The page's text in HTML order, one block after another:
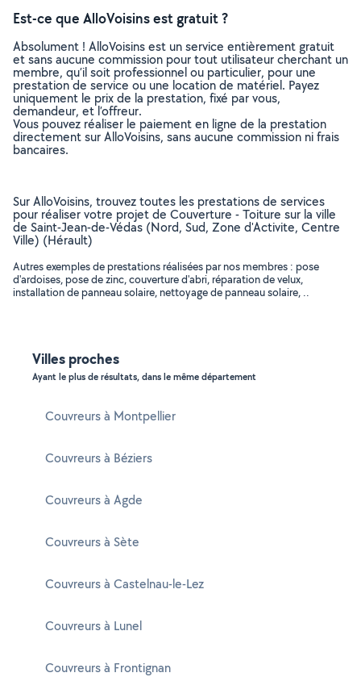
Est-ce que AlloVoisins est gratuit ?
Absolument ! AlloVoisins est un service entièrement gratuit
et sans aucune commission pour tout utilisateur cherchant un
membre, qu’il soit professionnel ou particulier, pour une
prestation de service ou une location de matériel. Payez
uniquement le prix de la prestation, fixé par vous,
demandeur, et l’offreur.
Vous pouvez réaliser le paiement en ligne de la prestation
directement sur AlloVoisins, sans aucune commission ni frais
bancaires.
Sur AlloVoisins, trouvez toutes les prestations de services
pour réaliser votre projet de Couverture - Toiture sur la ville
de Saint-Jean-de-Védas (Nord, Sud, Zone d'Activite, Centre
Ville) (Hérault)
Autres exemples de prestations réalisées par nos membres : pose
d'ardoises, pose de zinc, couverture d'abri, réparation de velux,
installation de panneau solaire, nettoyage de panneau solaire, ..
Villes proches
Ayant le plus de résultats, dans le même département
Couvreurs à Montpellier
Couvreurs à Béziers
Couvreurs à Agde
Couvreurs à Sète
Couvreurs à Castelnau-le-Lez
Couvreurs à Lunel
Couvreurs à Frontignan